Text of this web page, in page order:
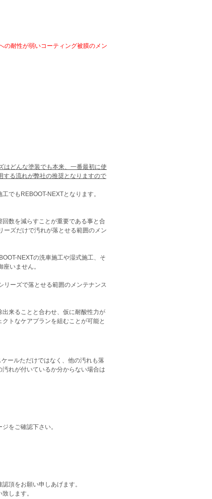
の耐性が弱いコーティング被膜のメン
はどんな塗装でも本来、一番最初に使
する流れが弊社の推奨となりますので
でもREBOOT-NEXTとなります。
数を減らすことが重要である事と合
ーズだけで汚れが落とせる範囲のメン
NEXTの洗車施工や湿式施工、そ
いません。
リーズで落とせる範囲のメンテナンス
来ることと合わせ、仮に耐酸性力が
トなケアプランを組むことが可能と
ールただけではなく、他の汚れも落
れが付いているか分からない場合は
をご確認下さい。
頂をお願い申しあげます。
します。